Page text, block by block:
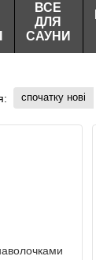
ВСЕ
ДЛЯ
САУНИ
спочатку нові